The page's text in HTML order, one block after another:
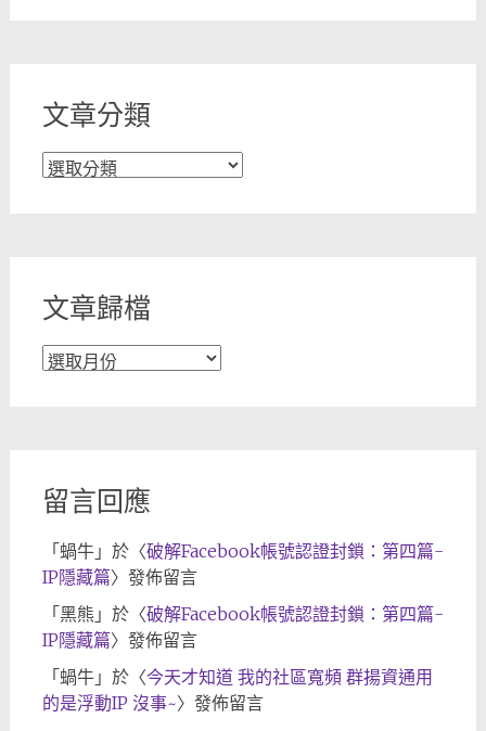
文章分類
文
文章歸檔
文
留言回應
「 蝸牛」於〈破解Facebook帳號認證封鎖：第四篇-
IP隱藏篇〉發佈留言
「 黑熊 」於〈破解Facebook帳號認證封鎖：第四篇-
IP隱藏篇〉發佈留言
「 蝸牛」於〈今天才知道 我的社區寬頻 群揚資通用
的是浮動IP 沒事~〉發佈留言